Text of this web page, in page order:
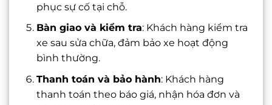
phục sự cố tại chỗ.
Bàn giao và kiểm tra: Khách hàng kiểm tra
xe sau sửa chữa, đảm bảo xe hoạt động
bình thường.
Thanh toán và bảo hành: Khách hàng
thanh toán theo báo giá, nhận hóa đơn và